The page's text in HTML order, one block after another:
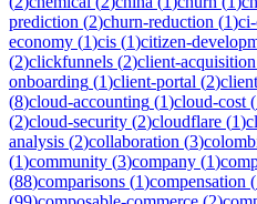
prediction (2)churn-reduction (1)
economy (1)cis (1)citizen-
(2)clickfunnels (2)client-acquisition
onboarding (1)client-portal (2)
(8)cloud-accounting (1)cloud-cost (
(2)cloud-security (2)cloudflare (1)
analysis (2)collaboration (3)
(1)community (3)company (1)
(88)comparisons (1)compensation (